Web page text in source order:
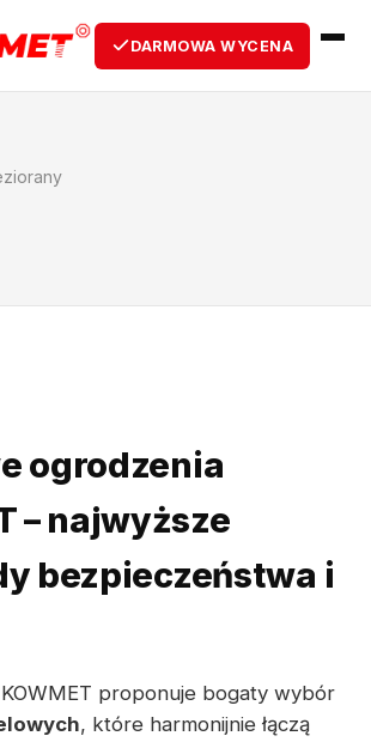
DARMOWA WYCENA
ogrodzenia
– najwyższe
bezpieczeństwa i
proponuje bogaty wybór
, które harmonijnie łączą